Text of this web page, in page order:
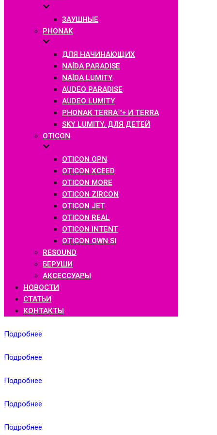
ЗАУШНЫЕ
PHONAK
ДЛЯ НАЧИНАЮЩИХ
NAÍDA PARADISE
NAÍDA LUMITY
AUDEO PARADISE
AUDEO LUMITY
PHONAK TERRA™+ И TERRA
SKY LUMITY. ДЛЯ ДЕТЕЙ
OTICON
OTICON OPN
OTICON XCEED
OTICON MORE
OTICON ZIRCON
OTICON JET
OTICON REAL
OTICON INTENT
OTICON OWN SI
RESOUND
БЕРУШИ
АКСЕССУАРЫ
НОВОСТИ
СТАТЬИ
КОНТАКТЫ
Подробнее
Подробнее
Подробнее
Подробнее
Подробнее